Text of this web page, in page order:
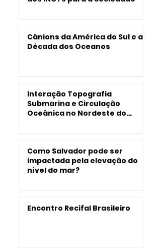
Cânions da América do Sul e a
Década dos Oceanos
Interação Topografia
Submarina e Circulação
Oceânica no Nordeste do
Como Salvador pode ser
impactada pela elevação do
nível do mar?
Encontro Recifal Brasileiro